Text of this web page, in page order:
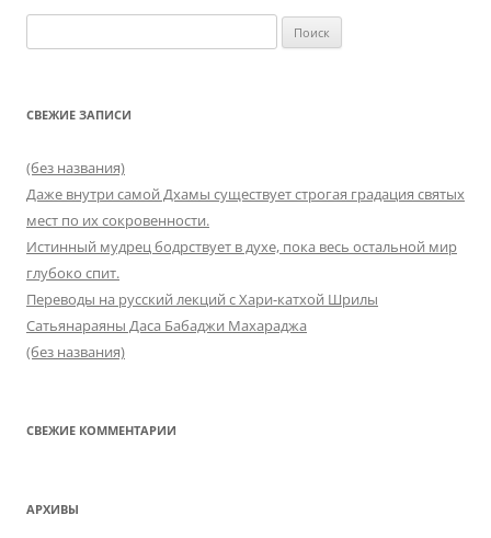
СВЕЖИЕ ЗАПИСИ
(без названия)
Даже внутри самой Дхамы существует строгая градация святых
мест по их сокровенности.
Истинный мудрец бодрствует в духе, пока весь остальной мир
глубоко спит.
Переводы на русский лекций с Хари-катхой Шрилы
Сатьянараяны Даса Бабаджи Махараджа
(без названия)
СВЕЖИЕ КОММЕНТАРИИ
АРХИВЫ